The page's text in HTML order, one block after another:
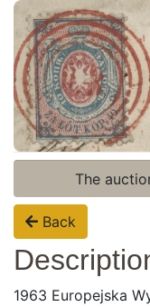
Register
Login
The
Back
1963 Europejska